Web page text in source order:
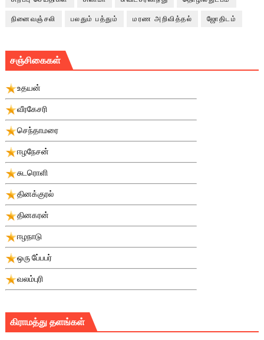
நினைவஞ்சலி பலதும் பத்தும் மரண அறிவித்தல் ஜோதிடம்
சஞ்சிகைகள்
உதயன்
வீரகேசரி
செந்தாமரை
ஈழநேசன்
சுடரொளி
தினக்குரல்
தினகரன்
ஈழநாடு
ஒரு பே்பபர்
வலம்புரி
கிராமத்து தளங்கள்